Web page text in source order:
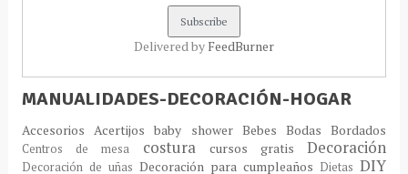
Delivered by FeedBurner
MANUALIDADES-DECORACIÓN-HOGAR
AccesoriosAcertijosbaby shower Bebes BodasBordados
Centros de mesa costura cursos gratisDecoración
Decoración de uñas Decoración para cumpleaños DietasDIY